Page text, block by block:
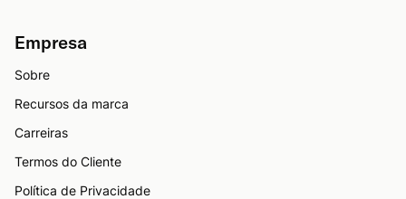
Empresa
Sobre
Recursos da marca
Carreiras
Termos do Cliente
Política de Privacidade